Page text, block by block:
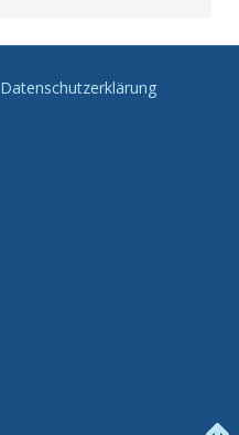
Datenschutzerklärung